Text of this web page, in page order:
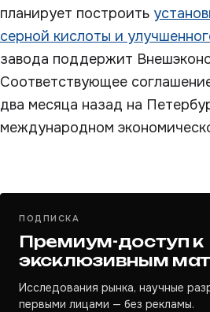
планирует построить
серной кислоты и
завода поддержит
Соответствующее
два месяца назад на
международном
ПОДПИСКА
Премиум-доступ к
эксклюзивным
Исследования рынка, научные
первыми лицами — без рекламы.